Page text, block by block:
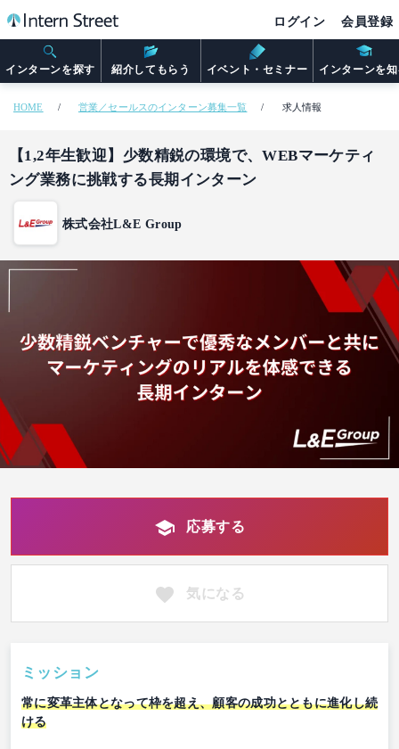
インターンを探す 紹介してもらう イベント・セミナー インターンを
ログイン 会員登録
HOME 営業／セールスのインターン募集一覧 求人情報
【1,2年生歓迎】少数精鋭の環境で、WEBマーケティ
ング業務に挑戦する長期インターン
株式会社L&E Group
応募する
気になる
ミッション
常に変革主体となって枠を超え、顧客の成功とともに進化し続
ける